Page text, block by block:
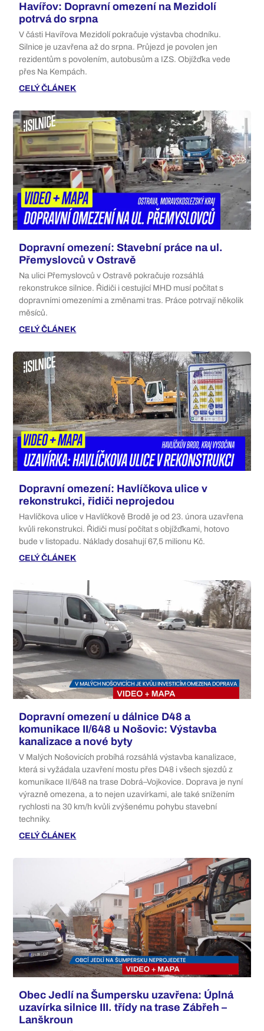
Havířov: Dopravní omezení na Mezidolí
potrvá do srpna
V části Havířova Mezidolí pokračuje výstavba chodníku.
Silnice je uzavřena až do srpna. Průjezd je povolen jen
rezidentům s povolením, autobusům a IZS. Objížďka vede
přes Na Kempách.
CELÝ ČLÁNEK
Dopravní omezení: Stavební práce na ul.
Přemyslovců v Ostravě
Na ulici Přemyslovců v Ostravě pokračuje rozsáhlá
rekonstrukce silnice. Řidiči i cestující MHD musí počítat s
dopravními omezeními a změnami tras. Práce potrvají několik
měsíců.
CELÝ ČLÁNEK
Dopravní omezení: Havlíčkova ulice v
rekonstrukci, řidiči neprojedou
Havlíčkova ulice v Havlíčkově Brodě je od 23. února uzavřena
kvůli rekonstrukci. Řidiči musí počítat s objížďkami, hotovo
bude v listopadu. Náklady dosahují 67,5 milionu Kč.
CELÝ ČLÁNEK
Dopravní omezení u dálnice D48 a
komunikace II/648 u Nošovic: Výstavba
kanalizace a nové byty
V Malých Nošovicích probíhá rozsáhlá výstavba kanalizace,
která si vyžádala uzavření mostu přes D48 i všech sjezdů z
komunikace II/648 na trase Dobrá–Vojkovice. Doprava je nyní
výrazně omezena, a to nejen uzavírkami, ale také snížením
rychlosti na 30 km/h kvůli zvýšenému pohybu stavební
techniky.
CELÝ ČLÁNEK
Obec Jedlí na Šumpersku uzavřena: Úplná
uzavírka silnice III. třídy na trase Zábřeh –
Lanškroun